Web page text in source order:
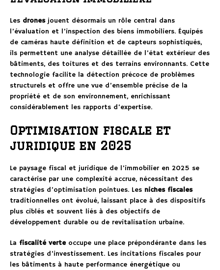
Les dronesjouent désormais un rôle central dans
l’évaluation et l’inspection des biens immobiliers. Équipés
de caméras haute définition et de capteurs sophistiqués,
ils permettent une analyse détaillée de l’état extérieur des
bâtiments, des toitures et des terrains environnants. Cette
technologie facilite la détection précoce de problèmes
structurels et offre une vue d’ensemble précise de la
propriété et de son environnement, enrichissant
considérablement les rapports d’expertise.
Optimisation fiscale et
juridique en 2025
Le paysage fiscal et juridique de l’immobilier en 2025 se
caractérise par une complexité accrue, nécessitant des
stratégies d’optimisation pointues. Les niches fiscales
traditionnelles ont évolué, laissant place à des dispositifs
plus ciblés et souvent liés à des objectifs de
développement durable ou de revitalisation urbaine.
La fiscalité verteoccupe une place prépondérante dans les
stratégies d’investissement. Les incitations fiscales pour
les bâtiments à haute performance énergétique ou